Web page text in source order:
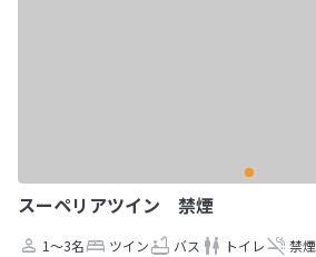
スーペリアツイン 禁煙
1～3名 ツイン バス トイレ 禁煙